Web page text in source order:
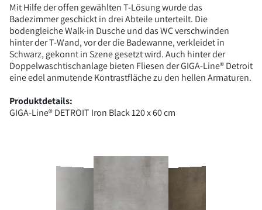
Mit Hilfe der offen gewählten T-Lösung wurde das
Badezimmer geschickt in drei Abteile unterteilt. Die
bodengleiche Walk-in Dusche und das WC verschwinden
hinter der T-Wand, vor der die Badewanne, verkleidet in
Schwarz, gekonnt in Szene gesetzt wird. Auch hinter der
Doppelwaschtischanlage bieten Fliesen der GIGA-Line® Detroit
eine edel anmutende Kontrastfläche zu den hellen Armaturen.
Produktdetails:
GIGA-Line® DETROIT Iron Black 120 x 60 cm